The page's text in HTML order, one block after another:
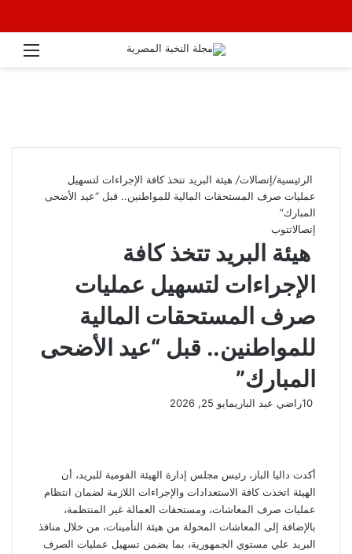
الرئيسية/إتصالات/ هيئة البريد تتخذ كافة الإجراءات لتسهيل
عمليات صرف المستحقات المالية للمواطنين.. قبل “عيد الأضحى
المبارك”
إتصالاتتوب
هيئة البريد تتخذ كافة
الإجراءات لتسهيل عمليات
صرف المستحقات المالية
للمواطنين.. قبل “عيد الأضحى
المبارك”
راضي عبد الباريمايو 25, 2026
أكدت داليا الباز، رئيس مجلس إدارة الهيئة القومية للبريد، أن
الهيئة اتخذت كافة الاستعدادات والإجراءات اللازمة لضمان انتظام
عمليات صرف المعاشات، ومستحقات العمالة غير المنتظمة،
بالإضافة إلى المعاشات المحولة من هيئة التأمينات، من خلال منافذ
البريد علي مستوي الجمهورية، بما يضمن تسهيل عمليات الصرف